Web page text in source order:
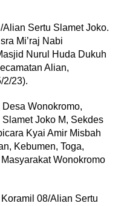
Sertu Slamet Joko.
Mi’raj Nabi
Nurul Huda Dukuh
Alian,
2/23).
Wonokromo,
Joko M, Sekdes
Kyai Amir Misbah
Kebumen, Toga,
Wonokromo
08/Alian Sertu